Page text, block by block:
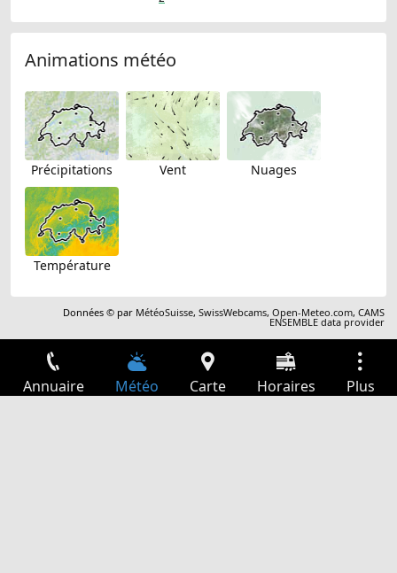
Animations météo
Précipitations Vent Nuages
Température
Données © par MétéoSuisse,SwissWebcams,Open-Meteo.com,CAMS
ENSEMBLE data provider
Annuaire Météo Carte Horaires Plus